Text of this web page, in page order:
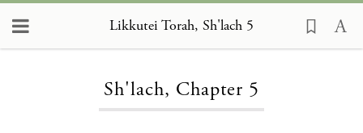
Likkutei Torah, Sh'lach 5
Sh'lach, Chapter 5